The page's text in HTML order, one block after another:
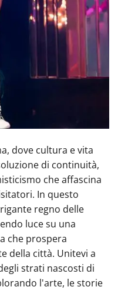
dove cultura e vita
di continuità,
che affascina
In questo
regno‍ delle
luce su una
che prospera
della città. Unitevi a
strati nascosti di
l'arte, le storie